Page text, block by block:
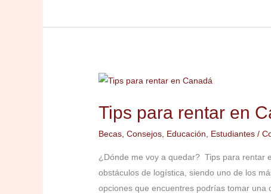
Tips para rentar en
Becas ,Consejos Educación Estudiantes /
¿Dónde me voy a quedar? Tips para rentar
obstáculos de logística, siendo uno de los
opciones que encuentres podrías tomar una
Tips
rentar
Canadá